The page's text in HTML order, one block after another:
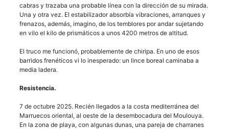
cabras y trazaba una probable línea con la dirección de su mirada.
Una y otra vez. El estabilizador absorbía vibraciones, arranques y
frenazos, además, imagino, de los temblores por andar sujetando
en vilo el kilo de prismáticos a unos 4200 metros de altitud.
El truco me funcionó, probablemente de chiripa. En uno de esos
barridos frenéticos vi lo inesperado: un lince boreal caminaba a
media ladera.
Resistencia.
7 de octubre 2025. Recién llegados a la costa mediterránea del
Marruecos oriental, al oeste de la desembocadura del Moulouya.
En la zona de playa, con algunas dunas, una pareja de charranes